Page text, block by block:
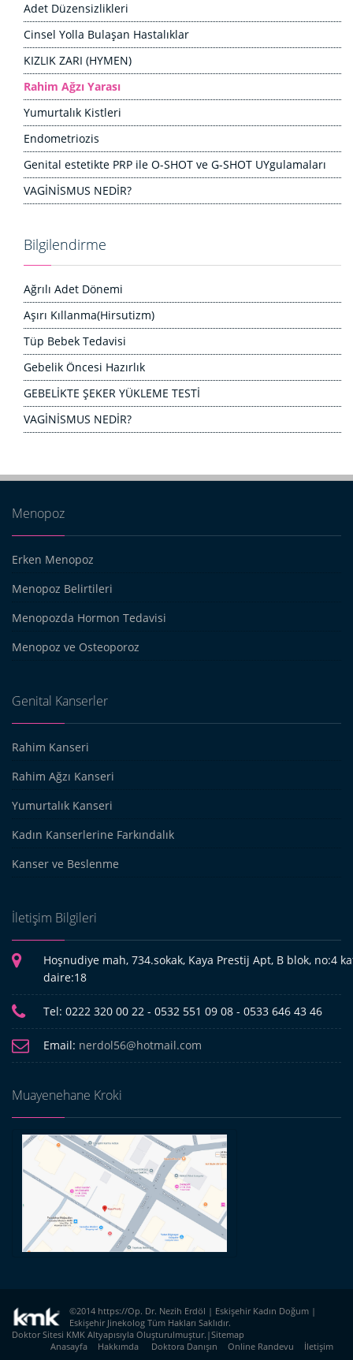
Adet Düzensizlikleri
Cinsel Yolla Bulaşan Hastalıklar
KIZLIK ZARI (HYMEN)
Rahim Ağzı Yarası
Yumurtalık Kistleri
Endometriozis
Genital estetikte PRP ile O-SHOT ve G-SHOT UYgulamaları
VAGİNİSMUS NEDİR?
Bilgilendirme
Ağrılı Adet Dönemi
Aşırı Kıllanma(Hirsutizm)
Tüp Bebek Tedavisi
Gebelik Öncesi Hazırlık
GEBELİKTE ŞEKER YÜKLEME TESTİ
VAGİNİSMUS NEDİR?
Menopoz
Erken Menopoz
Menopoz Belirtileri
Menopozda Hormon Tedavisi
Menopoz ve Osteoporoz
Genital Kanserler
Rahim Kanseri
Rahim Ağzı Kanseri
Yumurtalık Kanseri
Kadın Kanserlerine Farkındalık
Kanser ve Beslenme
İletişim Bilgileri
Hoşnudiye mah, 734.sokak, Kaya Prestij Apt, B blok, no:4
daire:18
Tel: 0222 320 00 22 - 0532 551 09 08 - 0533 646 43 46
Email: nerdol56@hotmail.com
Muayenehane Kroki
©2014 https://Op. Dr. Nezih Erdöl | Eskişehir Kadın Doğum |
Eskişehir Jinekolog Tüm Hakları Saklıdır.
Doktor Sitesi KMK Altyapısıyla Oluşturulmuştur.|Sitemap
Anasayfa
Hakkımda Doktora Danışın Online Randevu İletişim